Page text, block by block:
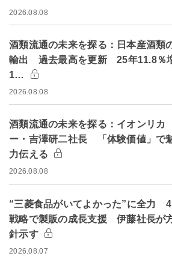
2026.08.08
酒類流通の未来を探る：日本産酒類
輸出 過去最高を更新 25年11.8％
1…
2026.08.08
酒類流通の未来を探る：イオンリカ
ー・吉澤研二社長 「体験価値」で
力伝える
2026.08.08
“三菱食品がいてよかった”に全力 4
戦略で製販の成長支援 伊藤社長が
針示す
2026.08.07